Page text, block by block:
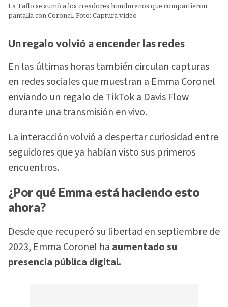
La Taflo se sumó a los creadores hondureños que compartieron
pantalla con Coronel. Foto: Captura video
Un regalo volvió a encender las redes
En las últimas horas también circulan capturas
en redes sociales que muestran a Emma Coronel
enviando un regalo de TikTok a Davis Flow
durante una transmisión en vivo.
La interacción volvió a despertar curiosidad entre
seguidores que ya habían visto sus primeros
encuentros.
¿Por qué Emma está haciendo esto
ahora?
Desde que recuperó su libertad en septiembre de
2023, Emma Coronel ha aumentado su
presencia pública digital.